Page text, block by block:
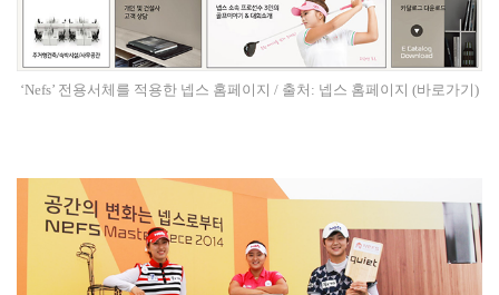
‘Nefs’ 전용서체를 적용한 넵스 홈페이지 / 출처: 넵스 홈페이지 (바로가기)